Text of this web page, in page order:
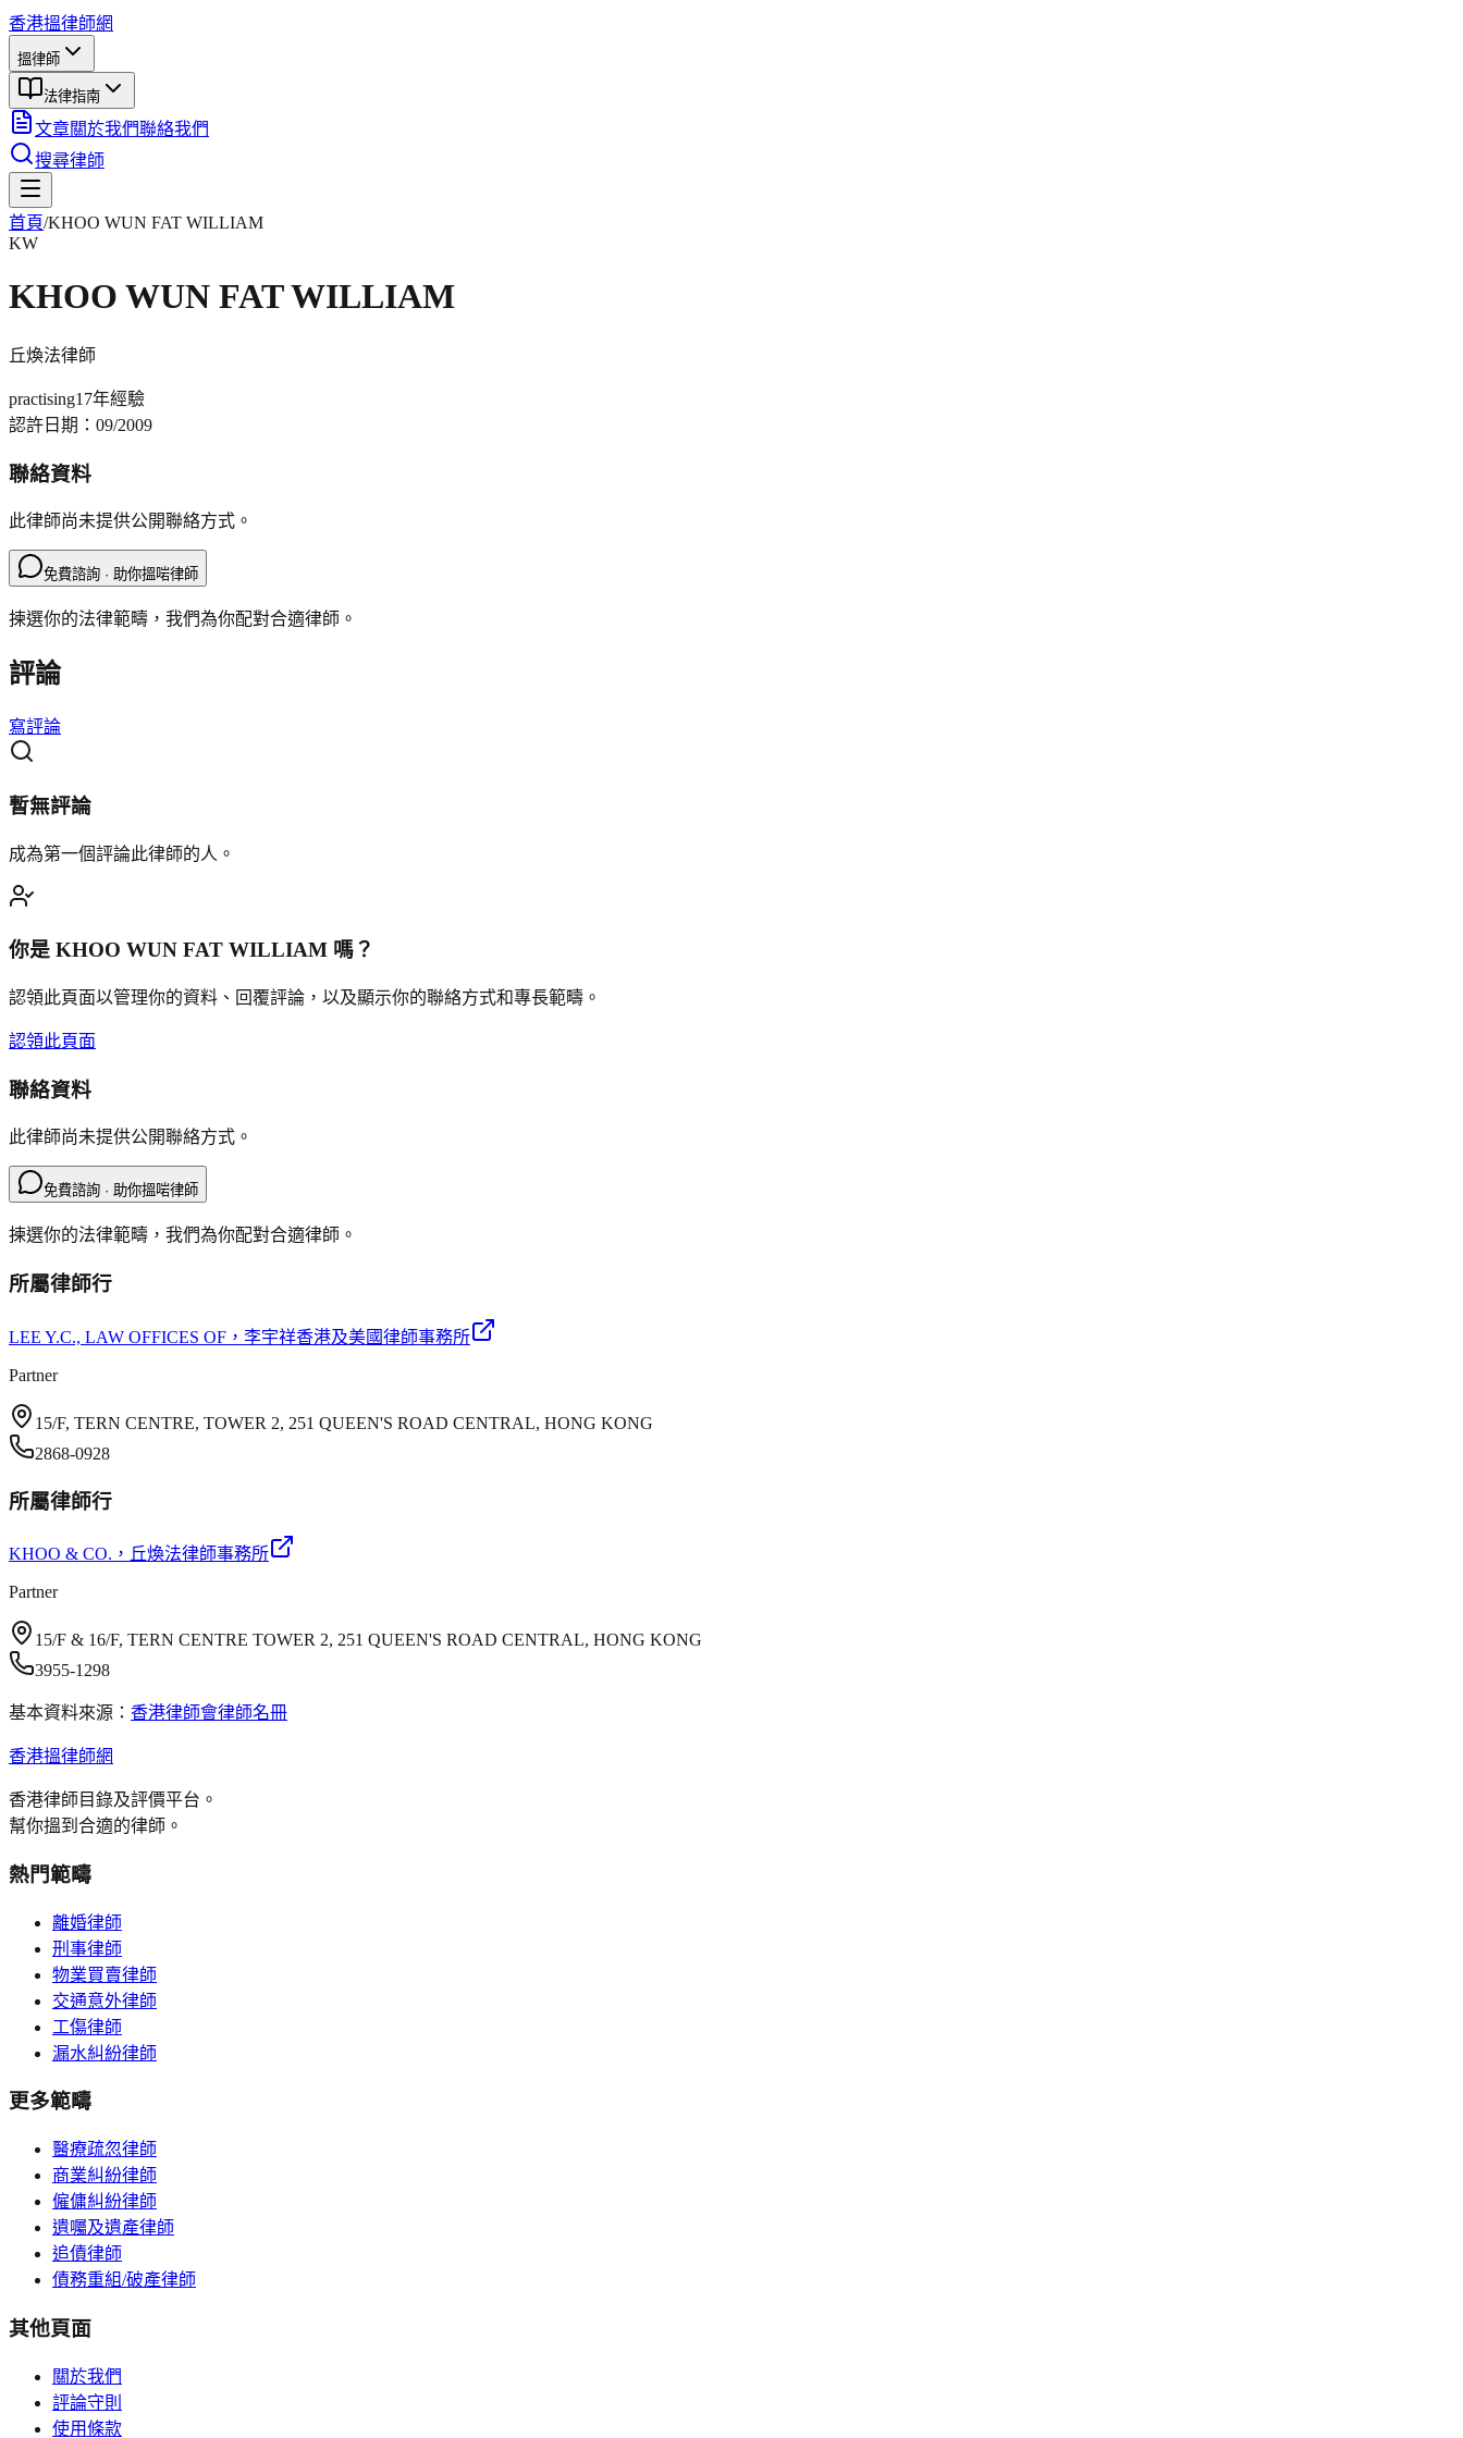
香港搵律師網
搵律師
法律指南
文章關於我們聯絡我們
搜尋律師
首頁/KHOO WUN FAT WILLIAM
KW
KHOO WUN FAT WILLIAM
丘煥法律師
practising17年經驗
認許日期： 09/2009
聯絡資料
此律師尚未提供公開聯絡方式。
免費諮詢 · 助你搵啱律師
揀選你的法律範疇，我們為你配對合適律師。
評論
寫評論
暫無評論
成為第一個評論此律師的人。
你是 KHOO WUN FAT WILLIAM 嗎？
認領此頁面以管理你的資料、回覆評論，以及顯示你的聯絡方式和專長範疇。
認領此頁面
聯絡資料
此律師尚未提供公開聯絡方式。
免費諮詢 · 助你搵啱律師
揀選你的法律範疇，我們為你配對合適律師。
所屬律師行
LEE Y.C., LAW OFFICES OF ，李宇祥香港及美國律師事務所
Partner
15/F, TERN CENTRE, TOWER 2, 251 QUEEN'S ROAD CENTRAL, HONG KONG
2868-0928
所屬律師行
KHOO & CO. ，丘煥法律師事務所
Partner
15/F & 16/F, TERN CENTRE TOWER 2, 251 QUEEN'S ROAD CENTRAL, HONG KONG
3955-1298
基本資料來源： 香港律師會律師名冊
香港搵律師網
香港律師目錄及評價平台。
幫你搵到合適的律師。
熱門範疇
離婚律師
刑事律師
物業買賣律師
交通意外律師
工傷律師
漏水糾紛律師
更多範疇
醫療疏忽律師
商業糾紛律師
僱傭糾紛律師
遺囑及遺產律師
追債律師
債務重組/破產律師
其他頁面
關於我們
評論守則
使用條款